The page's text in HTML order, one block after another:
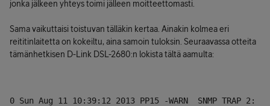
jonka jälkeen yhteys toimi jälleen moitteettomasti.
Sama vaikuttaisi toistuvan tälläkin kertaa. Ainakin kolmea eri
reititinlaitetta on kokeiltu, aina samoin tuloksin. Seuraavassa otteita
tämänhetkisen D-Link DSL-2680:n lokista tältä aamulta:
0 Sun Aug 11 10:39:12 2013 PP15 -WARN  SNMP TRAP 2: